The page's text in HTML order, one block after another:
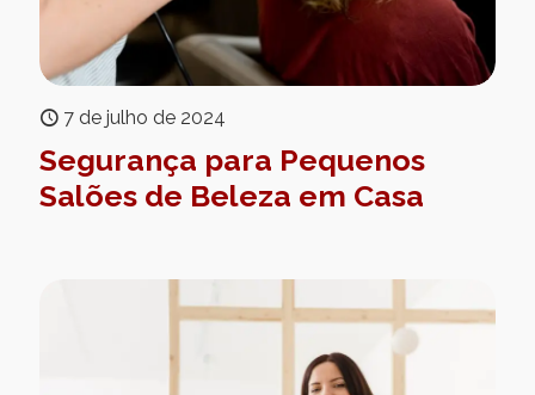
7 de julho de 2024
Segurança para Pequenos
Salões de Beleza em Casa